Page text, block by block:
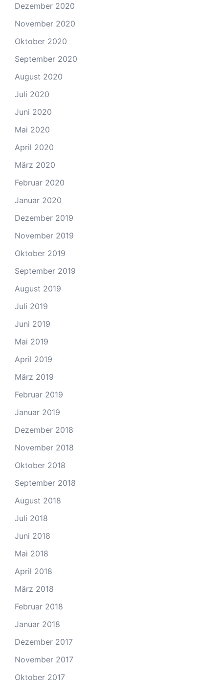
Dezember 2020
November 2020
Oktober 2020
September 2020
August 2020
Juli 2020
Juni 2020
Mai 2020
April 2020
März 2020
Februar 2020
Januar 2020
Dezember 2019
November 2019
Oktober 2019
September 2019
August 2019
Juli 2019
Juni 2019
Mai 2019
April 2019
März 2019
Februar 2019
Januar 2019
Dezember 2018
November 2018
Oktober 2018
September 2018
August 2018
Juli 2018
Juni 2018
Mai 2018
April 2018
März 2018
Februar 2018
Januar 2018
Dezember 2017
November 2017
Oktober 2017